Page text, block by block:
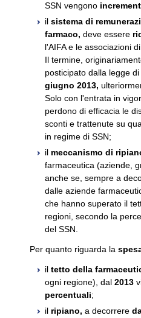
SSN vengono
il sistema di
farmaco, deve essere
l'AIFA e le associazioni
Il termine,
posticipato dalla legge
giugno 2013,
Solo con l'entrata in
perdono di efficacia le
sconti e trattenute su
in regime di SSN;
il meccanismo di
farmaceutica (aziende,
anche se, sempre a
dalle aziende
che hanno superato il
regioni, secondo la
del SSN.
Per quanto riguarda la
il tetto della
ogni regione), dal 2013
percentuali;
il ripiano, a decorrere